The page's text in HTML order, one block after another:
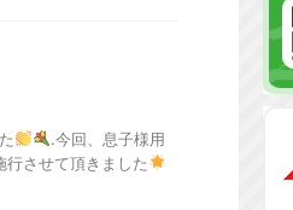
.今回、息子様用
行させて頂きました